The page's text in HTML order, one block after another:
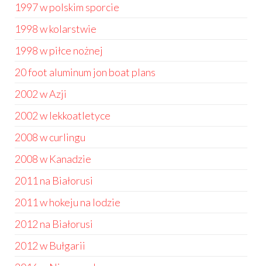
1997 w polskim sporcie
1998 w kolarstwie
1998 w piłce nożnej
20 foot aluminum jon boat plans
2002 w Azji
2002 w lekkoatletyce
2008 w curlingu
2008 w Kanadzie
2011 na Białorusi
2011 w hokeju na lodzie
2012 na Białorusi
2012 w Bułgarii